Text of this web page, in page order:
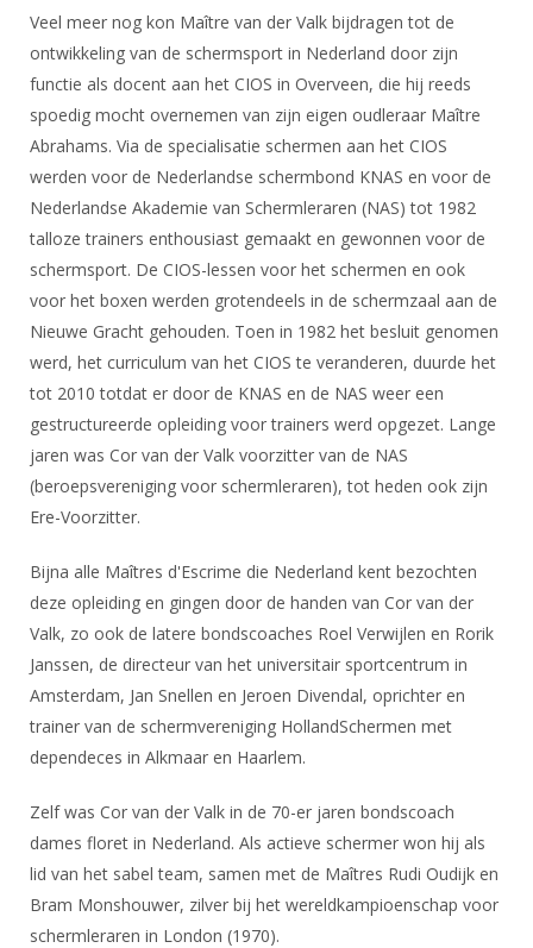
Oprichting Vereniging
Overschrijven leden
Scheidsrechterslijst
Import inschrijvingen uit Nahouw
Verwerk wedstrijduitslagen
Promotie en logo
Geschiedenis van het schermen
Infotheek
Bibliotheek
Touché
Veel meer nog kon Maître van der Valk bijdragen tot de
ontwikkeling van de schermsport in Nederland door zijn
functie als docent aan het CIOS in Overveen, die hij reeds
spoedig mocht overnemen van zijn eigen oudleraar Maître
Abrahams. Via de specialisatie schermen aan het CIOS
werden voor de Nederlandse schermbond KNAS en voor de
Nederlandse Akademie van Schermleraren (NAS) tot 1982
talloze trainers enthousiast gemaakt en gewonnen voor de
schermsport. De CIOS-lessen voor het schermen en ook
voor het boxen werden grotendeels in de schermzaal aan de
Nieuwe Gracht gehouden. Toen in 1982 het besluit genomen
werd, het curriculum van het CIOS te veranderen, duurde het
tot 2010 totdat er door de KNAS en de NAS weer een
gestructureerde opleiding voor trainers werd opgezet. Lange
jaren was Cor van der Valk voorzitter van de NAS
(beroepsvereniging voor schermleraren), tot heden ook zijn
Ere-Voorzitter.
Bijna alle Maîtres d'Escrime die Nederland kent bezochten
deze opleiding en gingen door de handen van Cor van der
Valk, zo ook de latere bondscoaches Roel Verwijlen en Rorik
Janssen, de directeur van het universitair sportcentrum in
Amsterdam, Jan Snellen en Jeroen Divendal, oprichter en
trainer van de schermvereniging HollandSchermen met
dependeces in Alkmaar en Haarlem.
Zelf was Cor van der Valk in de 70-er jaren bondscoach
dames floret in Nederland. Als actieve schermer won hij als
lid van het sabel team, samen met de Maîtres Rudi Oudijk en
Bram Monshouwer, zilver bij het wereldkampioenschap voor
schermleraren in London (1970).